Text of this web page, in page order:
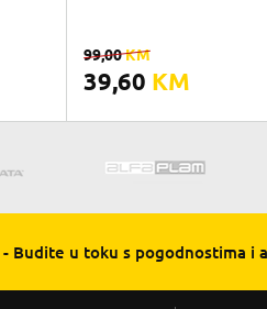
39,60 KM
99,00KM
- Budite u toku s pogodnostima i